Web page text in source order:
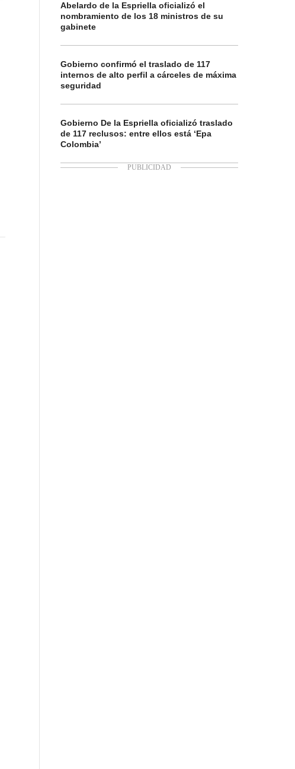
Abelardo de la Espriella oficializó el
nombramiento de los 18 ministros de su
gabinete
Gobierno confirmó el traslado de 117
internos de alto perfil a cárceles de máxima
seguridad
Gobierno De la Espriella oficializó traslado
de 117 reclusos: entre ellos está ‘Epa
Colombia’